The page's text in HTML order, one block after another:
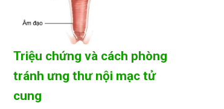
Triệu chứng và cách phòng
tránh ưng thư nội mạc tử
cung